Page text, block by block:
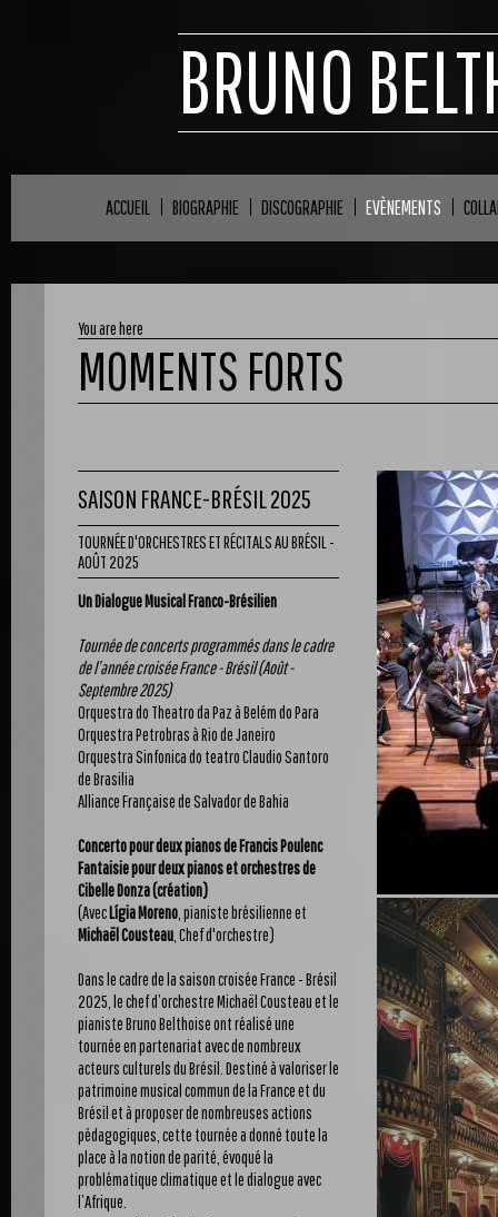
BRUNO
ACCUEIL BIOGRAPHIE DISCOGRAPHIE EVÈNEMENTS
You are here
MOMENTS FORTS
SAISON FRANCE-BRÉSIL 2025
TOURNÉE D'ORCHESTRES ET RÉCITALS AU BRÉSIL -
AOÛT 2025
Un Dialogue Musical Franco-Brésilien
Tournée de concerts programmés dans le cadre
de l’année croisée France - Brésil (Août -
Septembre 2025)
Orquestra do Theatro da Paz à Belém do Para
Orquestra Petrobras à Rio de Janeiro
Orquestra Sinfonica do teatro Claudio Santoro
de Brasilia
Alliance Française de Salvador de Bahia
Concerto pour deux pianos de Francis Poulenc
Fantaisie pour deux pianos et orchestres de
Cibelle Donza (création)
(AvecLígia Moreno , pianiste brésilienne et
Michaël Cousteau , Chef d'orchestre)
Dans le cadre de la saison croisée France - Brésil
2025, le chef d’orchestre Michaël Cousteau et le
pianiste Bruno Belthoise ont réalisé une
tournée en partenariat avec de nombreux
acteurs culturels du Brésil. Destiné à valoriser le
patrimoine musical commun de la France et du
Brésil et à proposer de nombreuses actions
pédagogiques, cette tournée a donné toute la
place à la notion de parité, évoqué la
problématique climatique et le dialogue avec
l’Afrique.